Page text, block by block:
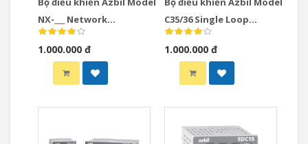
NX-___ Network
Instrumentation
Modules Controllers
1.000.000 đ
C35/36 Single Loop
Controllers
1.000.000 đ